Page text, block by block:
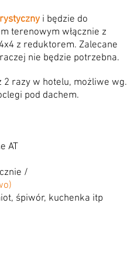
i będzie do
terenowym włącznie z
z reduktorem. Zalecane
nie będzie potrzebna.
2 razy w hotelu, możliwe wg.
pod dachem.
AT
/
śpiwór, kuchenka itp